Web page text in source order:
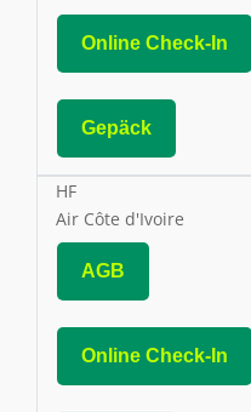
Online Check-In
Gepäck
HF
Air Côte d'Ivoire
AGB
Online Check-In